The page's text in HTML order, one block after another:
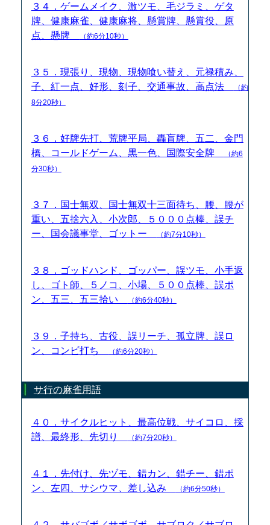
３４．ゲームメイク、激ツモ、毛ジラミ、ゲタ
牌、健康麻雀、健康麻将、懸賞牌、懸賞役、原
点、懸牌
（約6分10秒）
３５．現張り、現物、現物喰い替え、元禄積み、
子、紅一点、好形、刻子、交通事故、高点法
（約
8分20秒）
３６．好牌先打、荒牌平局、轟盲牌、五二、金門
橋、コールドゲーム、黒一色、国際安全牌
（約6
分30秒）
３７．国士無双、国士無双十三面待ち、腰、腰が
重い、五捨六入、小次郎、５０００点棒、誤チ
ー、国会議事堂、ゴットー
（約7分10秒）
３８．ゴッドハンド、ゴッパー、誤ツモ、小手返
し、ゴト師、５ノコ、小場、５００点棒、誤ポ
ン、五三、五三拾い
（約6分40秒）
３９．子持ち、古役、誤リーチ、孤立牌、誤ロ
ン、コンビ打ち
（約6分20秒）
サ行の麻雀用語
４０．サイクルヒット、最高位戦、サイコロ、採
譜、最終形、先切り
（約7分20秒）
４１．先付け、先ヅモ、錯カン、錯チー、錯ポ
ン、左四、サシウマ、差し込み
（約6分50秒）